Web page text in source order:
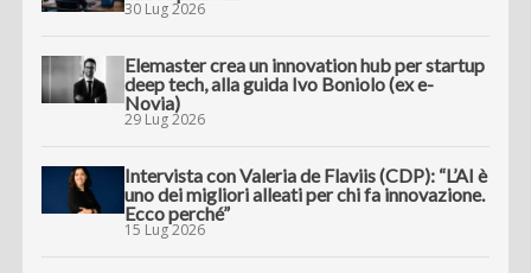
30 Lug 2026
Elemaster crea un innovation hub per startup
deep tech, alla guida Ivo Boniolo (ex e-
Novia)
29 Lug 2026
Intervista con Valeria de Flaviis (CDP): “L’AI è
uno dei migliori alleati per chi fa innovazione.
Ecco perché”
15 Lug 2026